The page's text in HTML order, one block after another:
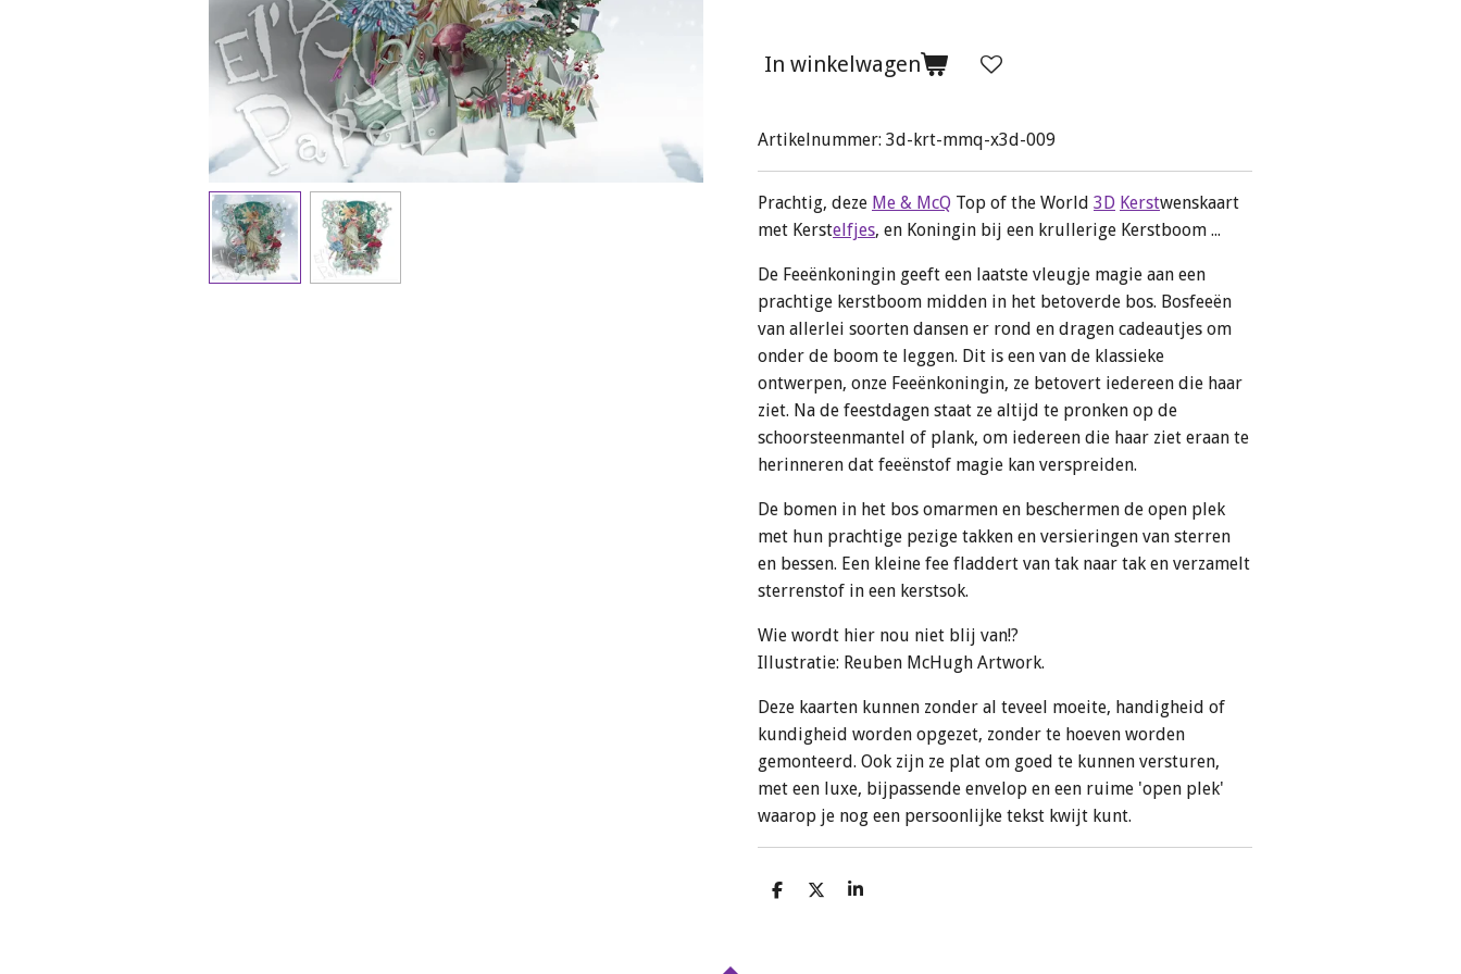
In winkelwagen
Artikelnummer: 3d-krt-mmq-x3d-009
Prachtig, deze Me & McQ Top of the World 3D Kerstwenskaart
met Kerstelfjes, en Koningin bij een krullerige Kerstboom ...
De Feeënkoningin geeft een laatste vleugje magie aan een
prachtige kerstboom midden in het betoverde bos. Bosfeeën
van allerlei soorten dansen er rond en dragen cadeautjes om
onder de boom te leggen. Dit is een van de klassieke
ontwerpen, onze Feeënkoningin, ze betovert iedereen die haar
ziet. Na de feestdagen staat ze altijd te pronken op de
schoorsteenmantel of plank, om iedereen die haar ziet eraan te
herinneren dat feeënstof magie kan verspreiden.
De bomen in het bos omarmen en beschermen de open plek
met hun prachtige pezige takken en versieringen van sterren
en bessen. Een kleine fee fladdert van tak naar tak en verzamelt
sterrenstof in een kerstsok.
Wie wordt hier nou niet blij van!?
Illustratie: Reuben McHugh Artwork.
Deze kaarten kunnen zonder al teveel moeite, handigheid of
kundigheid worden opgezet, zonder te hoeven worden
gemonteerd. Ook zijn ze plat om goed te kunnen versturen,
met een luxe, bijpassende envelop en een ruime 'open plek'
waarop je nog een persoonlijke tekst kwijt kunt.
D
D
S